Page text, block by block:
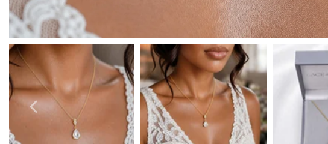
Boucles D'Oreilles de Bal
Bracelets de Bal
Colliers de Bal
Ensembles de Bijoux de Bal
Bijoux de Bal de fin D'Année en Argent
Bijoux de Bal en Or